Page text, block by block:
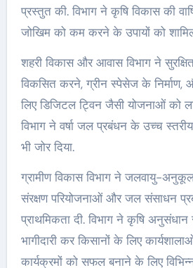
प्रस्तुत की. विभाग ने कृषि विकास की
जोखिम को कम करने के उपायों को
शहरी विकास और आवास विभाग ने
विकसित करने, ग्रीन स्पेसेज के निर्माण,
लिए डिजिटल ट्विन जैसी योजनाओं को
विभाग ने वर्षा जल प्रबंधन के उच्च
भी जोर दिया.
ग्रामीण विकास विभाग ने जलवायु-
संरक्षण परियोजनाओं और जल संसाधन
प्राथमिकता दी. विभाग ने कृषि
भागीदारी कर किसानों के लिए
कार्यक्रमों को सफल बनाने के लिए